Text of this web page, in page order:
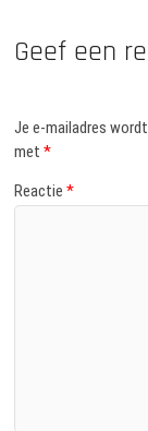
Geef een
Je e-mailadres
met*
Reactie*